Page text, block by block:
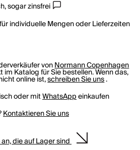
sogar zinsfrei
individuelle Mengen oder Lieferzeiten
vonNormann Copenhagen
im Katalog für Sie bestellen. Wenn das,
online ist,schreiben Sie uns.
oder mitWhatsAppeinkaufen
Kontaktieren Sie uns
die auf Lager sind